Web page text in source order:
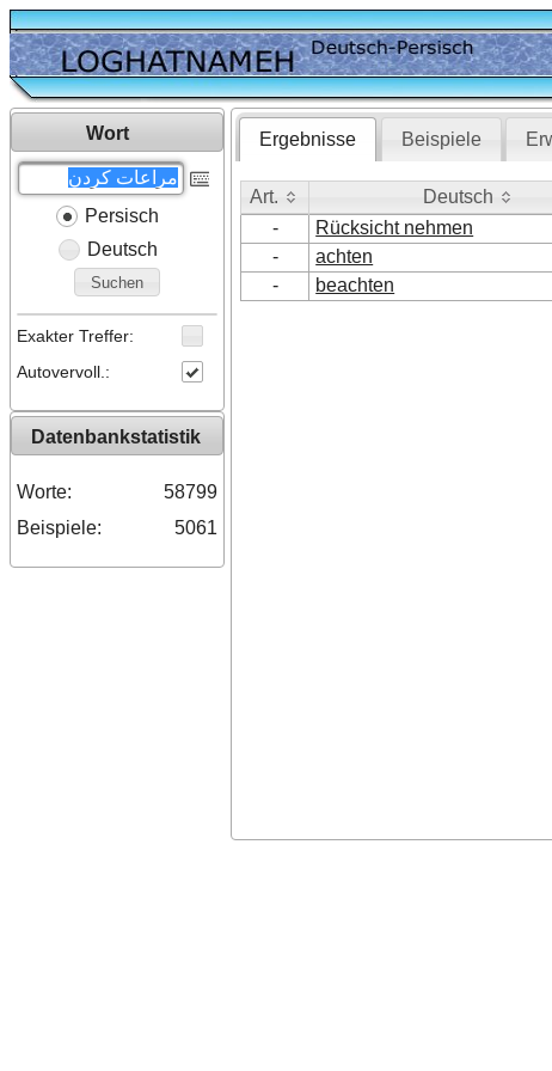
Wort
Persisch
Deutsch
Suchen
Exakter Treffer:
Autovervoll.:
Datenbankstatistik
Worte:
58799
Beispiele:
5061
Ergebnisse Beispiele
Art. Deutsch
Art.
Deutsch
- Rücksicht nehmen
-
achten
-
beachten